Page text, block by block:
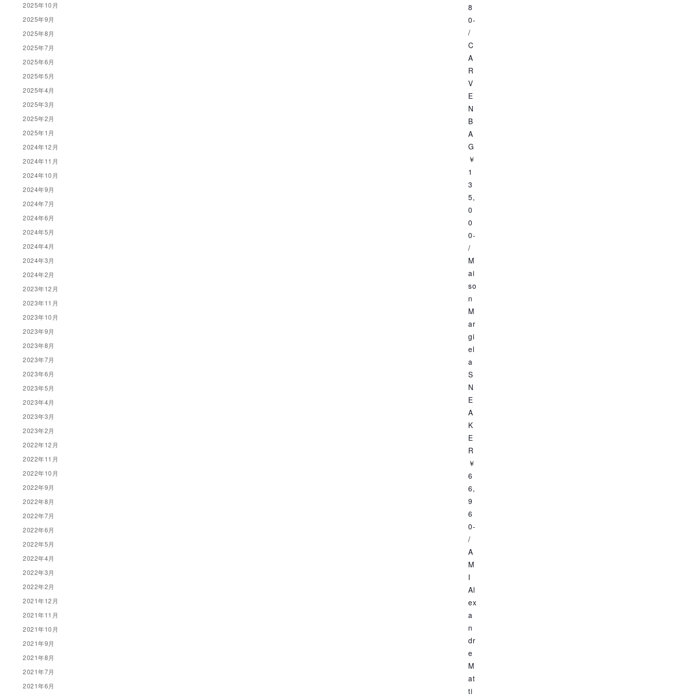
8
0-
/
C
A
R
V
E
N
B
A
G
￥
1
3
5,
0
0
0-
/
M
ai
so
n
M
ar
gi
el
a
S
N
E
A
K
E
R
￥
6
6,
9
6
0-
/
A
M
I
Al
ex
a
n
dr
e
M
at
ti
2025年10月
2025年9月
2025年8月
2025年7月
2025年6月
2025年5月
2025年4月
2025年3月
2025年2月
2025年1月
2024年12月
2024年11月
2024年10月
2024年9月
2024年7月
2024年6月
2024年5月
2024年4月
2024年3月
2024年2月
2023年12月
2023年11月
2023年10月
2023年9月
2023年8月
2023年7月
2023年6月
2023年5月
2023年4月
2023年3月
2023年2月
2022年12月
2022年11月
2022年10月
2022年9月
2022年8月
2022年7月
2022年6月
2022年5月
2022年4月
2022年3月
2022年2月
2021年12月
2021年11月
2021年10月
2021年9月
2021年8月
2021年7月
2021年6月